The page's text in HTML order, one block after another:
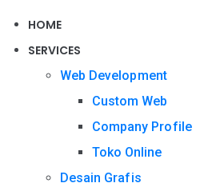
HOME
SERVICES
Web Development
Custom Web
Company Profile
Toko Online
Desain Grafis